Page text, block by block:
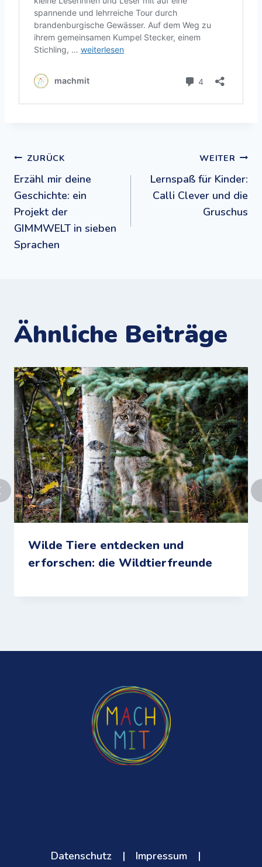
Beitragsnavigation
ZURÜCK
Erzähl mir deine
Geschichte: ein
Projekt der
GIMMWELT in sieben
Sprachen
WEITER
Lernspaß für Kinder:
Calli Clever und die
Gruschus
Ähnliche Beiträge
Wilde Tiere entdecken und
erforschen: die Wildtierfreunde
Datenschutz | Impressum |